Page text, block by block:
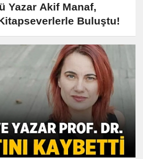
Yazar Akif Manaf,
Buluştu!